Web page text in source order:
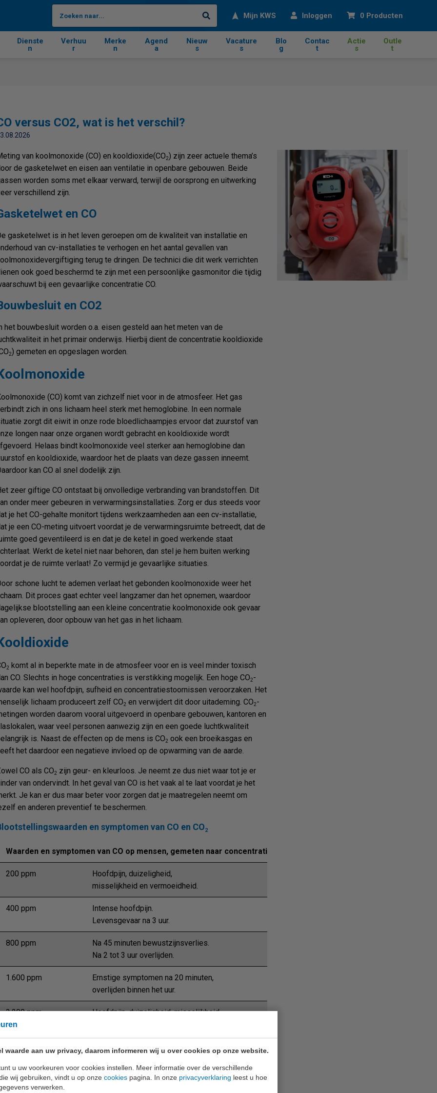
waarde aan uw privacy, daarom informeren wij u over cookies op onze website.
u uw voorkeuren voor cookies instellen. Meer informatie over de verschillende
wij gebruiken, vindt u op onze cookies pagina. In onze privacyverklaring leest u hoe
verwerken.
Zoeken Mijn KWS Inloggen 0 Producten
Dienste
n
Verhuu
r
Merke
n
Agend
a
Nieuw
s
Vacature
s
Blo
g
Contac
t
Actie
s
Outle
t
versus CO2, wat is het verschil?
van koolmonoxide (CO) en kooldioxide(CO2) zijn zeer actuele thema’s
de gasketelwet en eisen aan ventilatie in openbare gebouwen. Beide
worden soms met elkaar verward, terwijl de oorsprong en uitwerking
verschillend zijn.
en CO
gasketelwet is in het leven geroepen om de kwaliteit van installatie en
van cv-installaties te verhogen en het aantal gevallen van
terug te dringen. De technici die dit werk verrichten
ook goed beschermd te zijn met een persoonlijke gasmonitor die tijdig
bij een gevaarlijke concentratie CO.
en CO2
het bouwbesluit worden o.a. eisen gesteld aan het meten van de
in het primair onderwijs. Hierbij dient de concentratie kooldioxide
2) gemeten en opgeslagen worden.
(CO) komt van zichzelf niet voor in de atmosfeer. Het gas
zich in ons lichaam heel sterk met hemoglobine. In een normale
zorgt dit eiwit in onze rode bloedlichaampjes ervoor dat zuurstof van
longen naar onze organen wordt gebracht en kooldioxide wordt
Helaas bindt koolmonoxide veel sterker aan hemoglobine dan
en kooldioxide, waardoor het de plaats van deze gassen inneemt.
kan CO al snel dodelijk zijn.
zeer giftige CO ontstaat bij onvolledige verbranding van brandstoffen. Dit
onder meer gebeuren in verwarmingsinstallaties. Zorg er dus steeds voor
je het CO-gehalte monitort tijdens werkzaamheden aan een cv-installatie,
je een CO-meting uitvoert voordat je de verwarmingsruimte betreedt, dat de
goed geventileerd is en dat je de ketel in goed werkende staat
Werkt de ketel niet naar behoren, dan stel je hem buiten werking
je de ruimte verlaat! Zo vermijd je gevaarlijke situaties.
schone lucht te ademen verlaat het gebonden koolmonoxide weer het
Dit proces gaat echter veel langzamer dan het opnemen, waardoor
blootstelling aan een kleine concentratie koolmonoxide ook gevaar
opleveren, door opbouw van het gas in het lichaam.
2 komt al in beperkte mate in de atmosfeer voor en is veel minder toxisch
CO. Slechts in hoge concentraties is verstikking mogelijk. Een hoge CO2-
kan wel hoofdpijn, sufheid en concentratiestoornissen veroorzaken. Het
lichaam produceert zelf CO2 en verwijdert dit door uitademing. CO2-
worden daarom vooral uitgevoerd in openbare gebouwen, kantoren en
waar veel personen aanwezig zijn en een goede luchtkwaliteit
is. Naast de effecten op de mens is CO2 ook een broeikasgas en
het daardoor een negatieve invloed op de opwarming van de aarde.
CO als CO2 zijn geur- en kleurloos. Je neemt ze dus niet waar tot je er
van ondervindt. In het geval van CO is het vaak al te laat voordat je het
Je kan er dus maar beter voor zorgen dat je maatregelen neemt om
en anderen preventief te beschermen.
en symptomen van CO en CO2
Waarden en symptomen van CO op mensen, gemeten naar concentratie in de lucht
200 ppm
Hoofdpijn, duizeligheid,
misselijkheid en vermoeidheid.
400 ppm
Intense hoofdpijn.
Levensgevaar na 3 uur.
800 ppm
Na 45 minuten bewustzijnsverlies.
Na 2 tot 3 uur overlijden.
1.600 ppm
Ernstige symptomen na 20 minuten,
overlijden binnen het uur.
3.200 ppm
Hoofdpijn, duizeligheid, misselijkheid
6.400 ppm
Hoofdpijn en duizeligheid na 1 à 2 minuten.
12.800 ppm
Onmiddellijk bewustzijnsverlies,